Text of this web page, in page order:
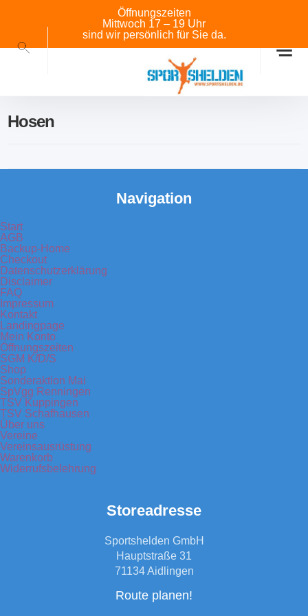
Öffnungszeiten
Mittwoch 17 – 19 Uhr
sind wir persönlich für Sie da.
Hosen
Navigation
Start
AGB
Backup-Home
Checkout
Datenschutzerklärung
Disclaimer
FAQ
Impressum
Kontakt
Landingpage
Mein Konto
Öffnungszeiten
SGM K/D/S
Shop
Sonderaktion Mai
SpVgg Renningen
TSV Kuppingen
TSV Schafhausen
Über uns
Vereine
Vereinsausrüstung
Warenkorb
Widerrufsbelehrung
Storeadresse
Sportshelden GmbH
Hauptstraße 31
71134 Aidlingen
Route planen!